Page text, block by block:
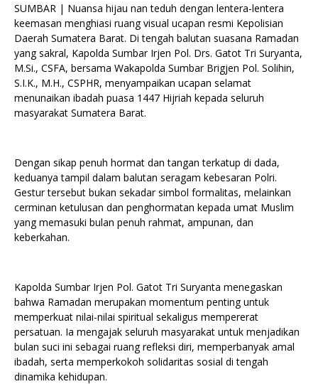
SUMBAR | Nuansa hijau nan teduh dengan lentera-lentera
keemasan menghiasi ruang visual ucapan resmi Kepolisian
Daerah Sumatera Barat. Di tengah balutan suasana Ramadan
yang sakral, Kapolda Sumbar Irjen Pol. Drs. Gatot Tri Suryanta,
M.Si., CSFA, bersama Wakapolda Sumbar Brigjen Pol. Solihin,
S.I.K., M.H., CSPHR, menyampaikan ucapan selamat
menunaikan ibadah puasa 1447 Hijriah kepada seluruh
masyarakat Sumatera Barat.
Dengan sikap penuh hormat dan tangan terkatup di dada,
keduanya tampil dalam balutan seragam kebesaran Polri.
Gestur tersebut bukan sekadar simbol formalitas, melainkan
cerminan ketulusan dan penghormatan kepada umat Muslim
yang memasuki bulan penuh rahmat, ampunan, dan
keberkahan.
Kapolda Sumbar Irjen Pol. Gatot Tri Suryanta menegaskan
bahwa Ramadan merupakan momentum penting untuk
memperkuat nilai-nilai spiritual sekaligus mempererat
persatuan. Ia mengajak seluruh masyarakat untuk menjadikan
bulan suci ini sebagai ruang refleksi diri, memperbanyak amal
ibadah, serta memperkokoh solidaritas sosial di tengah
dinamika kehidupan.